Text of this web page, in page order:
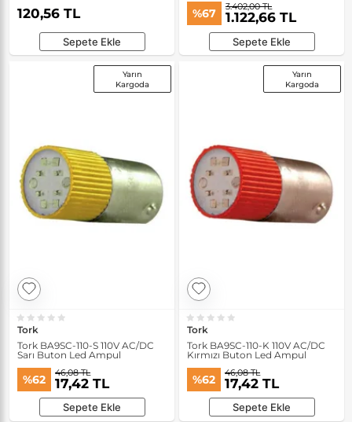
120,56 TL
Sepete Ekle
%67 3.402,00 TL
1.122,66 TL
Sepete Ekle
Yarın
Kargoda
Tork
Tork BA9SC-110-S 110V AC/DC
Sarı Buton Led Ampul
%62 46,08 TL
17,42 TL
Sepete Ekle
Yarın
Kargoda
Tork
Tork BA9SC-110-K 110V AC/DC
Kırmızı Buton Led Ampul
%62 46,08 TL
17,42 TL
Sepete Ekle